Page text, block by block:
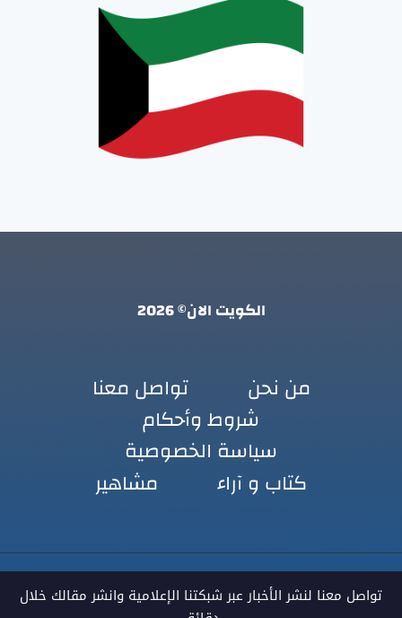
الكويت الان© 2026
من نحن
تواصل معنا
شروط وأحكام
سياسة الخصوصية
كتاب و آراء
مشاهير
تواصل معنا لنشر الأخبار عبر شبكتنا الإعلامية وانشر مقالك خلال